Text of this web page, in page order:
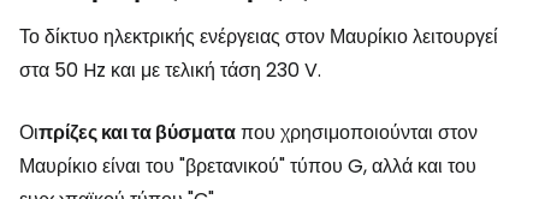
Το δίκτυο ηλεκτρικής ενέργειας στον Μαυρίκιο λειτουργεί
στα 50 Hz και με τελική τάση 230 V.
Οιπρίζες και τα βύσματαπου χρησιμοποιούνται στον
Μαυρίκιο είναι του "βρετανικού" τύπου G, αλλά και του